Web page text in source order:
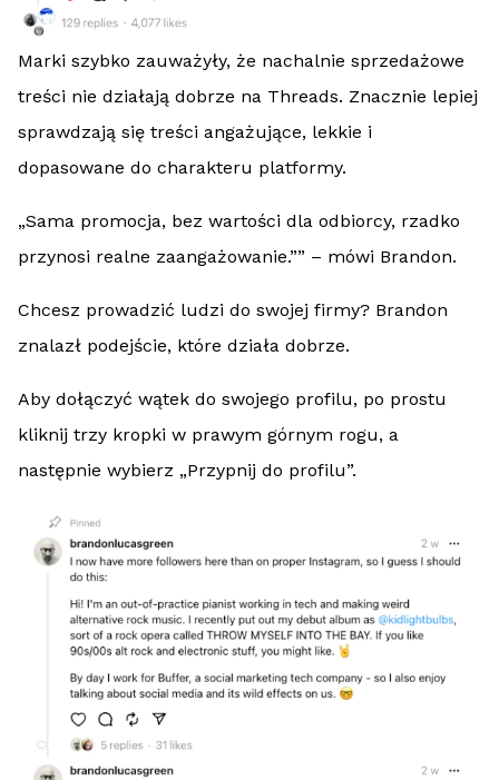
Marki szybko zauważyły, że nachalnie sprzedażowe
treści nie działają dobrze na Threads. Znacznie lepiej
sprawdzają się treści angażujące, lekkie i
dopasowane do charakteru platformy.
„Sama promocja, bez wartości dla odbiorcy, rzadko
przynosi realne zaangażowanie.”” – mówi Brandon.
Chcesz prowadzić ludzi do swojej firmy? Brandon
znalazł podejście, które działa dobrze.
Aby dołączyć wątek do swojego profilu, po prostu
kliknij trzy kropki w prawym górnym rogu, a
następnie wybierz „Przypnij do profilu”.